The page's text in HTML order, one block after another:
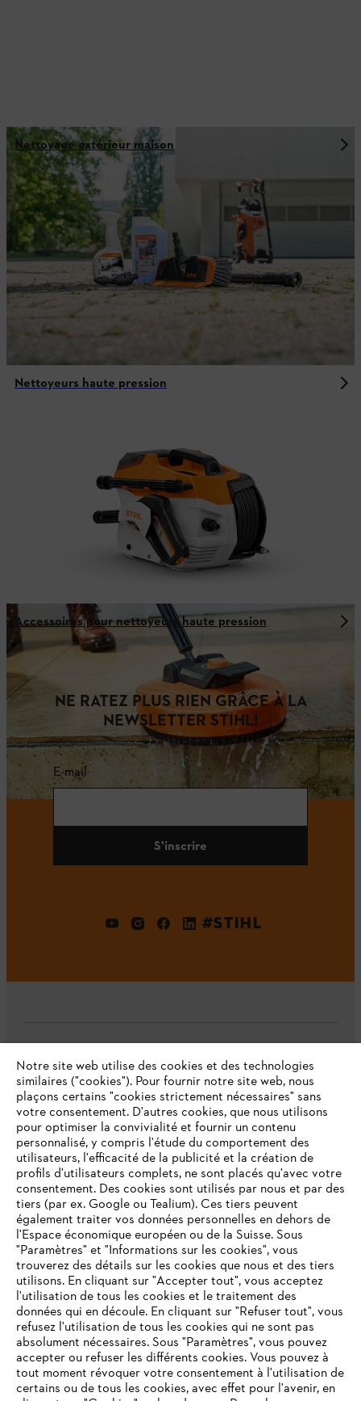
Nettoyage extérieur maison
Nettoyeurs haute pression
Accessoires pour nettoyeurs haute pression
NE RATEZ PLUS RIEN GRÂCE À LA
NEWSLETTER STIHL!
E-mail
S'inscrire
#STIHL
L'Entreprise
Questions fréquentes
Service
Politique de protection des données
Mentions légales Cookies
Informations juridiques
VOTRE NAVIGATEUR INTERNET
N'EST PLUS PRIS EN CHARGE
Vous utilisez un navigateur Internet que nous ne prenons plus
en charge, et certaines fonctionnalités de notre site ne
peuvent fonctionner correctement. Pour une utilisation
optimale de notre site, nous vous recommandons de passer à
Notre site web utilise des cookies et des technologies
similaires ("cookies"). Pour fournir notre site web, nous
plaçons certains "cookies strictement nécessaires" sans
votre consentement. D'autres cookies, que nous utilisons
pour optimiser la convivialité et fournir un contenu
personnalisé, y compris l'étude du comportement des
utilisateurs, l'efficacité de la publicité et la création de
profils d'utilisateurs complets, ne sont placés qu'avec votre
consentement. Des cookies sont utilisés par nous et par des
tiers (par ex. Google ou Tealium). Ces tiers peuvent
également traiter vos données personnelles en dehors de
l'Espace économique européen ou de la Suisse. Sous
"Paramètres" et "Informations sur les cookies", vous
trouverez des détails sur les cookies que nous et des tiers
utilisons. En cliquant sur "Accepter tout", vous acceptez
l'utilisation de tous les cookies et le traitement des
données qui en découle. En cliquant sur "Refuser tout", vous
refusez l'utilisation de tous les cookies qui ne sont pas
absolument nécessaires. Sous "Paramètres", vous pouvez
accepter ou refuser les différents cookies. Vous pouvez à
tout moment révoquer votre consentement à l'utilisation de
certains ou de tous les cookies, avec effet pour l'avenir, en